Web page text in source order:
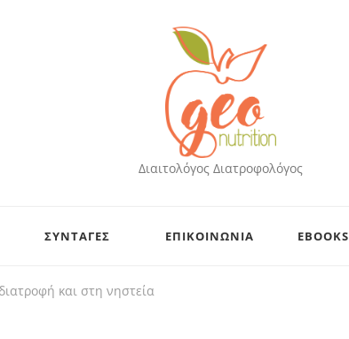
Διαιτολόγος Διατροφολόγος
ΣΥΝΤΑΓΕΣ ΕΠΙΚΟΙΝΩΝΙΑ EBOOKS
και στη νηστεία